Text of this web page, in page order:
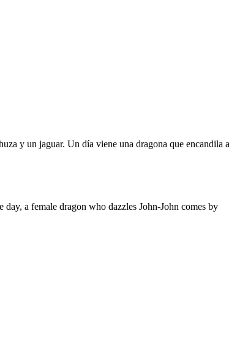
y un jaguar. Un día viene una dragona que encandila a
a female dragon who dazzles John-John comes by